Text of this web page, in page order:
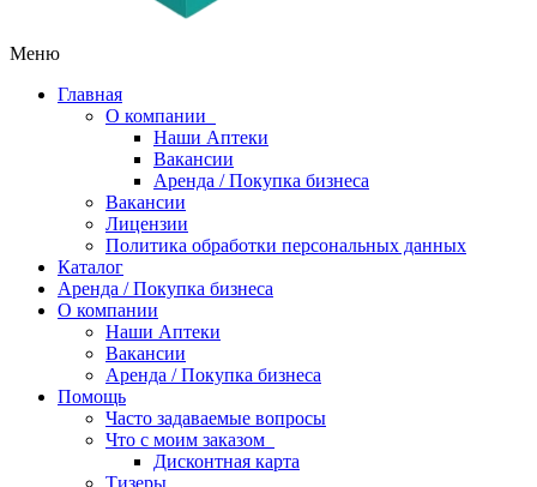
Меню
Главная
О компании
Наши Аптеки
Вакансии
Аренда / Покупка бизнеса
Вакансии
Лицензии
Политика обработки персональных данных
Каталог
Аренда / Покупка бизнеса
О компании
Наши Аптеки
Вакансии
Аренда / Покупка бизнеса
Помощь
Часто задаваемые вопросы
Что с моим заказом
Дисконтная карта
Тизеры